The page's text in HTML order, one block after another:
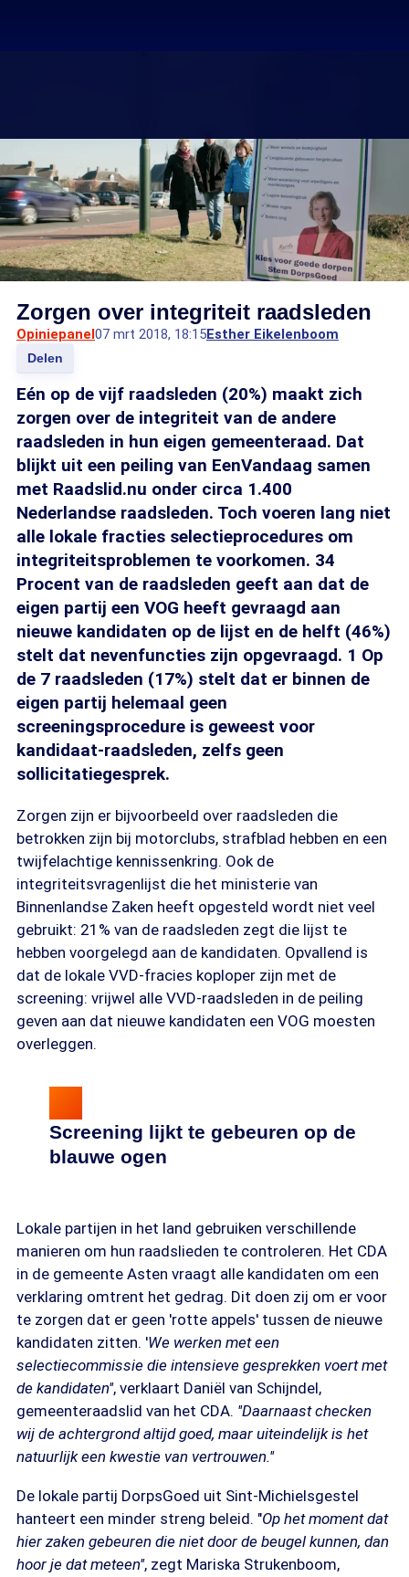
Zorgen over integriteit raadsleden
Opiniepanel07 mrt 2018, 18:15Esther Eikelenboom
Delen
Eén op de vijf raadsleden (20%) maakt zich
zorgen over de integriteit van de andere
raadsleden in hun eigen gemeenteraad. Dat
blijkt uit een peiling van EenVandaag samen
met Raadslid.nu onder circa 1.400
Nederlandse raadsleden. Toch voeren lang niet
alle lokale fracties selectieprocedures om
integriteitsproblemen te voorkomen. 34
Procent van de raadsleden geeft aan dat de
eigen partij een VOG heeft gevraagd aan
nieuwe kandidaten op de lijst en de helft (46%)
stelt dat nevenfuncties zijn opgevraagd. 1 Op
de 7 raadsleden (17%) stelt dat er binnen de
eigen partij helemaal geen
screeningsprocedure is geweest voor
kandidaat-raadsleden, zelfs geen
sollicitatiegesprek.
Zorgen zijn er bijvoorbeeld over raadsleden die
betrokken zijn bij motorclubs, strafblad hebben en een
twijfelachtige kennissenkring. Ook de
integriteitsvragenlijst die het ministerie van
Binnenlandse Zaken heeft opgesteld wordt niet veel
gebruikt: 21% van de raadsleden zegt die lijst te
hebben voorgelegd aan de kandidaten. Opvallend is
dat de lokale VVD-fracies koploper zijn met de
screening: vrijwel alle VVD-raadsleden in de peiling
geven aan dat nieuwe kandidaten een VOG moesten
overleggen.
Screening lijkt te gebeuren op de
blauwe ogen
Lokale partijen in het land gebruiken verschillende
manieren om hun raadslieden te controleren. Het CDA
in de gemeente Asten vraagt alle kandidaten om een
verklaring omtrent het gedrag. Dit doen zij om er voor
te zorgen dat er geen 'rotte appels' tussen de nieuwe
kandidaten zitten. 'We werken met een
selectiecommissie die intensieve gesprekken voert met
de kandidaten'', verklaart Daniël van Schijndel,
gemeenteraadslid van het CDA. ''Daarnaast checken
wij de achtergrond altijd goed, maar uiteindelijk is het
natuurlijk een kwestie van vertrouwen.''
De lokale partij DorpsGoed uit Sint-Michielsgestel
hanteert een minder streng beleid. "Op het moment dat
hier zaken gebeuren die niet door de beugel kunnen, dan
hoor je dat meteen'', zegt Mariska Strukenboom,